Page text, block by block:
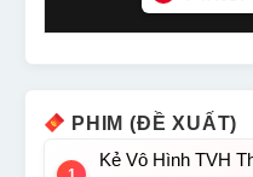
PHIM (ĐỀ XUẤT)
Kẻ Vô Hình TVH